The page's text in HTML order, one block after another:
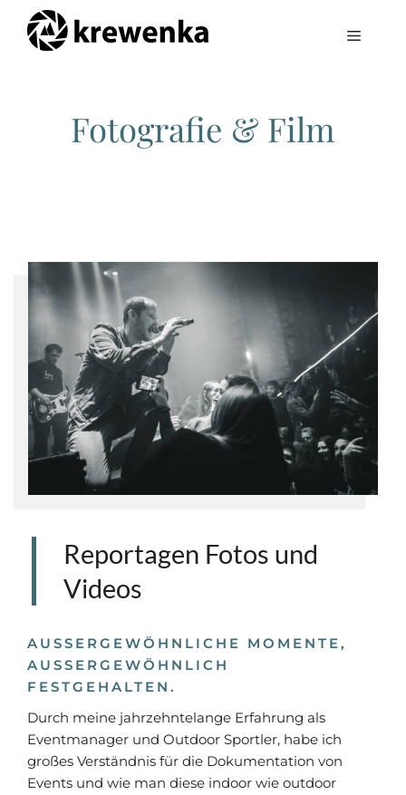
Inhalt
springen
Menü
Fotografie & Film
Reportagen Fotos und
Videos
AUSSERGEWÖHNLICHE MOMENTE, A
USSERGEWÖHNLICH FE
STGEHALTEN.
Durch meine jahrzehntelange Erfahrung als
Eventmanager und Outdoor Sportler, habe ich
großes Verständnis für die Dokumentation von
Events und wie man diese indoor wie outdoor